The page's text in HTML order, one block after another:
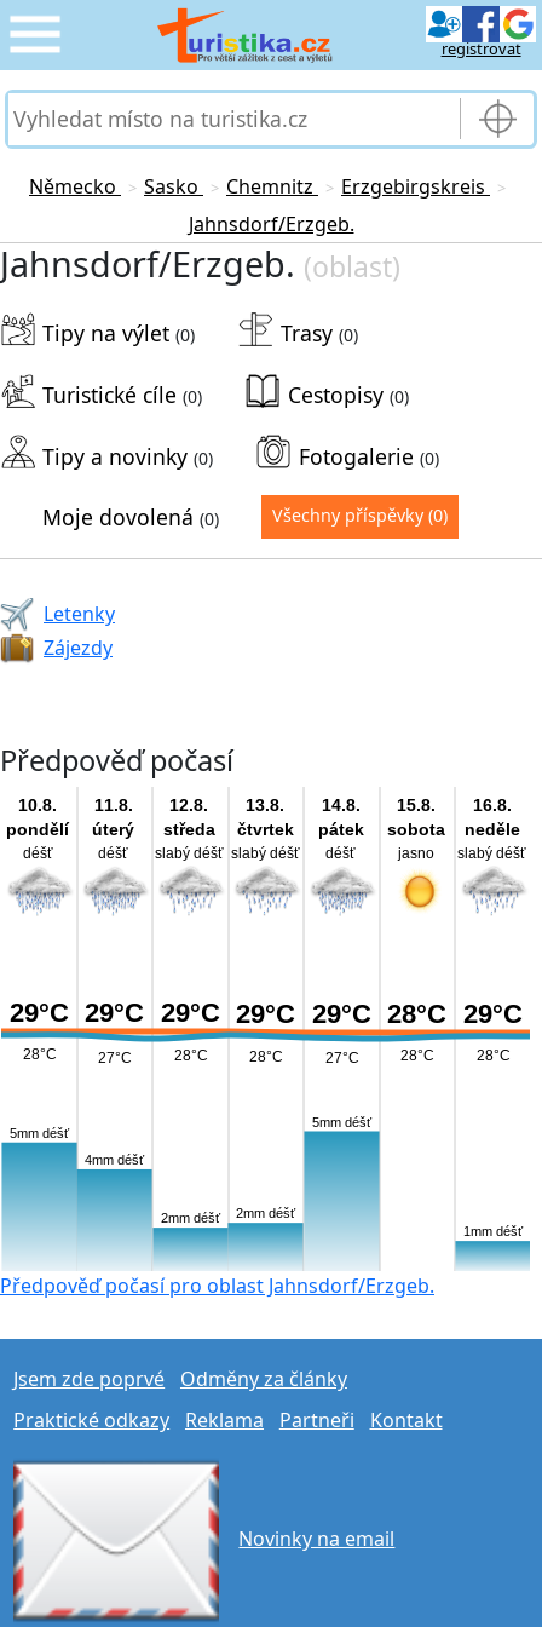
registrovat
CESTOVÁNÍ
›
Německo > Sasko > Chemnitz > Erzgebirgskreis >
Jahnsdorf/Erzgeb.
Jahnsdorf/Erzgeb. (oblast)
Tipy na výlet (0) Trasy (0)
Turistické cíle (0) Cestopisy (0)
Tipy a novinky (0) Fotogalerie (0)
Moje dovolená (0) Všechny příspěvky (0)
Letenky
Zájezdy
Předpověď počasí
29°C
28°C
5mm déšť
10.8.
pondělí
déšť
29°C
27°C
4mm déšť
11.8.
úterý
déšť
29°C
28°C
2mm déšť
12.8.
středa
slabý déšť
29°C
28°C
2mm déšť
13.8.
čtvrtek
slabý déšť
29°C
27°C
5mm déšť
14.8.
pátek
déšť
28°C
28°C
15.8.
sobota
jasno
29°C
28°C
1mm déšť
16.8.
neděle
slabý déšť
Předpověď počasí pro oblast Jahnsdorf/Erzgeb.
Jsem zde poprvé
Odměny za články
Praktické odkazy
Reklama Partneři Kontakt
Novinky na email